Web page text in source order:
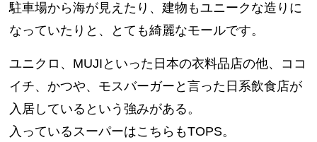
駐車場から海が見えたり、建物もユニークな造りに
なっていたりと、とても綺麗なモールです。
ユニクロ、MUJIといった日本の衣料品店の他、ココ
イチ、かつや、モスバーガーと言った 日系飲食店が
入居しているという強みがある。
入っているスーパーはこちらもTOPS。